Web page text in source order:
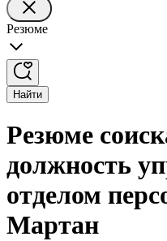
Резюме
Найти
Резюме
должность
отделом
Мартан